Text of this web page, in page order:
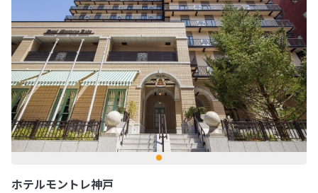
ホテルモントレ神戸